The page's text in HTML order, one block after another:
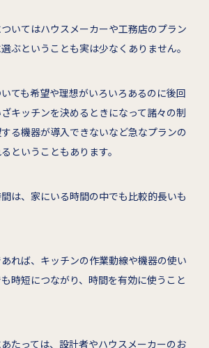
いてはハウスメーカーや工務店のプラン
ぶということも実は少なくありません。
ても希望や理想がいろいろあるのに後回
キッチンを決めるときになって諸々の制
る機器が導入できないなど急なプランの
ということもあります。
は、家にいる時間の中でも比較的長いも
れば、キッチンの作業動線や機器の使い
時短につながり、時間を有効に使うこと
たっては、設計者やハウスメーカーのお